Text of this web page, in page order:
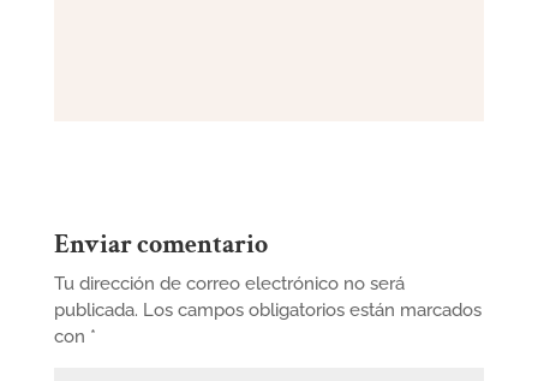
Enviar comentario
Tu dirección de correo electrónico no será
publicada. Los campos obligatorios están marcados
con *